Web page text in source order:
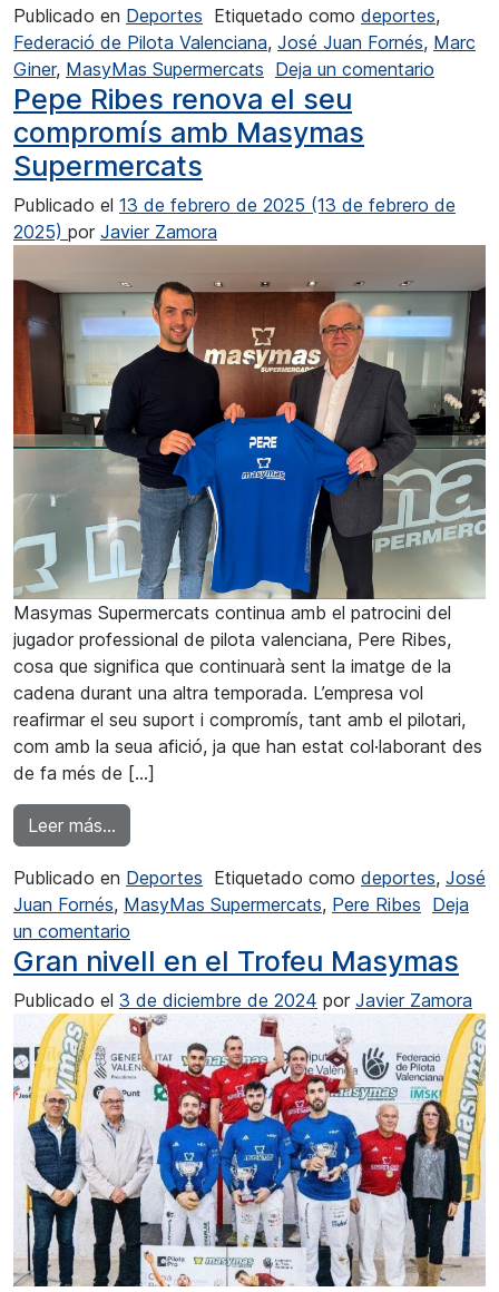
Publicado en Deportes Etiquetado como deportes,
Federació de Pilota Valenciana, José Juan Fornés, Marc
Giner, MasyMas Supermercats Deja un comentario
Pepe Ribes renova el seu
compromís amb Masymas
Supermercats
Publicado el 13 de febrero de 2025 (13 de febrero de
2025) por Javier Zamora
Masymas Supermercats continua amb el patrocini del
jugador professional de pilota valenciana, Pere Ribes,
cosa que significa que continuarà sent la imatge de la
cadena durant una altra temporada. L’empresa vol
reafirmar el seu suport i compromís, tant amb el pilotari,
com amb la seua afició, ja que han estat col·laborant des
de fa més de […]
Leer más…
Publicado en Deportes Etiquetado como deportes, José
Juan Fornés, MasyMas Supermercats, Pere Ribes Deja
un comentario
Gran nivell en el Trofeu Masymas
Publicado el 3 de diciembre de 2024 por Javier Zamora